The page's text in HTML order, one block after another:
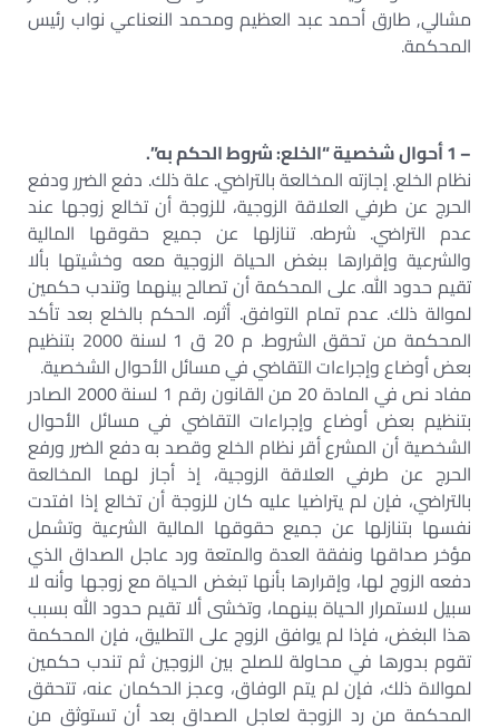
مشالي, طارق أحمد عبد العظيم ومحمد النعناعي نواب رئيس
المحكمة.
– 1 أحوال شخصية “الخلع: شروط الحكم به”.
نظام الخلع. إجازته المخالعة بالتراضي. علة ذلك. دفع الضرر ودفع
الحرج عن طرفي العلاقة الزوجية، للزوجة أن تخالع زوجها عند
عدم التراضي. شرطه. تنازلها عن جميع حقوقها المالية
والشرعية وإقرارها ببغض الحياة الزوجية معه وخشيتها بألا
تقيم حدود الله. على المحكمة أن تصالح بينهما وتندب حكمين
لموالة ذلك. عدم تمام التوافق. أثره. الحكم بالخلع بعد تأكد
المحكمة من تحقق الشروط. م 20 ق 1 لسنة 2000 بتنظيم
بعض أوضاع وإجراءات التقاضي في مسائل الأحوال الشخصية.
مفاد نص في المادة 20 من القانون رقم 1 لسنة 2000 الصادر
بتنظيم بعض أوضاع وإجراءات التقاضي في مسائل الأحوال
الشخصية أن المشرع أقر نظام الخلع وقصد به دفع الضرر ورفع
الحرج عن طرفي العلاقة الزوجية، إذ أجاز لهما المخالعة
بالتراضي، فإن لم يتراضيا عليه كان للزوجة أن تخالع إذا افتدت
نفسها بتنازلها عن جميع حقوقها المالية الشرعية وتشمل
مؤخر صداقها ونفقة العدة والمتعة ورد عاجل الصداق الذي
دفعه الزوج لها، وإقرارها بأنها تبغض الحياة مع زوجها وأنه لا
سبيل لاستمرار الحياة بينهما، وتخشى ألا تقيم حدود الله بسبب
هذا البغض، فإذا لم يوافق الزوج على التطليق، فإن المحكمة
تقوم بدورها في محاولة للصلح بين الزوجين ثم تندب حكمين
لموالاة ذلك، فإن لم يتم الوفاق، وعجز الحكمان عنه، تتحقق
المحكمة من رد الزوجة لعاجل الصداق بعد أن تستوثق من